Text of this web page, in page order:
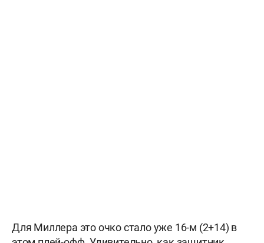
Для Миллера это очко стало уже 16-м (2+14) в